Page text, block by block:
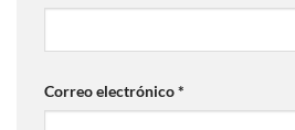
Correo electrónico*